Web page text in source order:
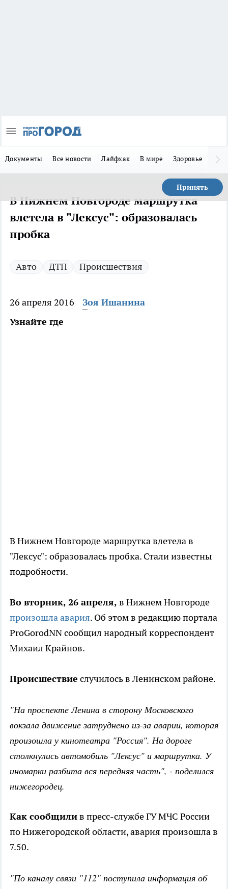
Документы Все новости Лайфхак В мире Здоровье
Принять
В Нижнем Новгороде маршрутка
влетела в "Лексус": образовалась
пробка
Авто ДТП Происшествия
26 апреля 2016
Зоя Ишанина
Узнайте где
В Нижнем Новгороде маршрутка влетела в
"Лексус": образовалась пробка. Стали известны
подробности.
Во вторник, 26 апреля, в Нижнем Новгороде
произошла авария. Об этом в редакцию портала
ProGorodNN сообщил народный корреспондент
Михаил Крайнов.
Происшествие случилось в Ленинском районе.
"На проспекте Ленина в сторону Московского
вокзала движение затруднено из-за аварии, которая
произошла у кинотеатра "Россия". На дороге
столкнулись автомобиль "Лексус" и маршрутка. У
иномарки разбита вся передняя часть", - поделился
нижегородец.
Как сообщилив пресс-службе ГУ МЧС России
по Нижегородской области, авария произошла в
7.50.
"По каналу связи "112" поступила информация об